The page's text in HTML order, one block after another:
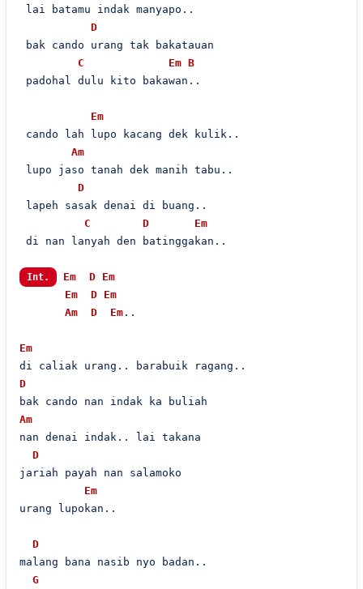
lai batamu indak manyapo..
D
bak cando urang tak bakatauan
C
Em B
padohal dulu kito bakawan..
Em
cando lah lupo kacang dek kulik..
Am
lupo jaso tanah dek manih tabu..
D
lapeh sasak denai di buang..
C
D
Em
di nan lanyah den batinggakan..
Int. Em D
Em
Em
D
Em
Am
D Em..
Em
D
Am
nan denai indak.. lai takana
D
jariah payah nan salamoko
Em
urang lupokan..
D
malang bana nasib nyo badan..
G